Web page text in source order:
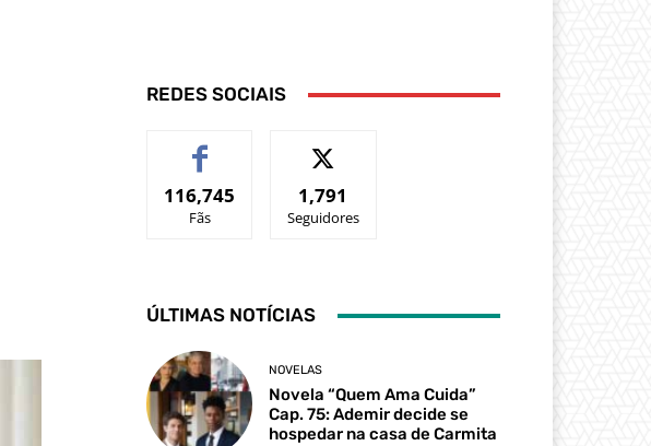
REDES SOCIAIS
116,745
Fãs
1,791
Seguidores
ÚLTIMAS NOTÍCIAS
NOVELAS
Novela “Quem Ama Cuida”
Cap. 75: Ademir decide se
hospedar na casa de Carmita